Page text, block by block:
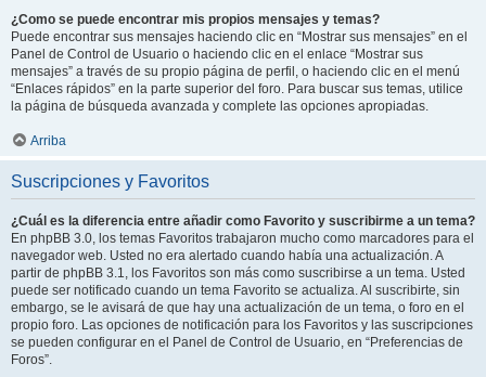
¿Como se puede encontrar mis propios mensajes y temas?
Puede encontrar sus mensajes haciendo clic en “Mostrar sus mensajes” en el
Panel de Control de Usuario o haciendo clic en el enlace “Mostrar sus
mensajes” a través de su propio página de perfil, o haciendo clic en el menú
“Enlaces rápidos” en la parte superior del foro. Para buscar sus temas, utilice
la página de búsqueda avanzada y complete las opciones apropiadas.
Arriba
Suscripciones y Favoritos
¿Cuál es la diferencia entre añadir como Favorito y suscribirme a un tema?
En phpBB 3.0, los temas Favoritos trabajaron mucho como marcadores para el
navegador web. Usted no era alertado cuando había una actualización. A
partir de phpBB 3.1, los Favoritos son más como suscribirse a un tema. Usted
puede ser notificado cuando un tema Favorito se actualiza. Al suscribirte, sin
embargo, se le avisará de que hay una actualización de un tema, o foro en el
propio foro. Las opciones de notificación para los Favoritos y las suscripciones
se pueden configurar en el Panel de Control de Usuario, en “Preferencias de
Foros”.